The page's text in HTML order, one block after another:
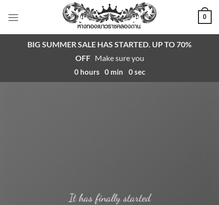
ยัง
0
BIG SUMMER SALE HAS STARTED. UP TO 70%
OFF Make sure you
0 hours 0 min 0sec
It has finally started